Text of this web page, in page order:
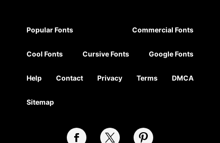
Popular Fonts Commercial Fonts
Cool Fonts Cursive Fonts Google Fonts
Help Contact Privacy Terms DMCA
Sitemap